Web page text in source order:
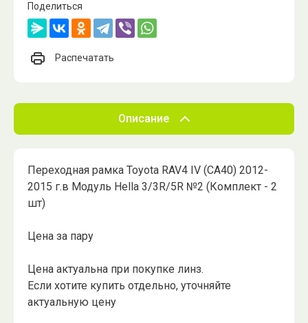
Поделиться
Распечатать
Описание
Переходная рамка Toyota RAV4 IV (CA40) 2012-
2015 г.в Модуль Hella 3/3R/5R №2 (Комплект - 2
шт)
Цена за пару
Цена актуальна при покупке линз.
Если хотите купить отдельно, уточняйте
актуальную цену